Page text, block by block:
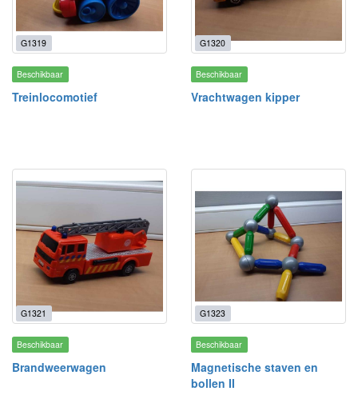
G1319
Beschikbaar
Treinlocomotief
G1320
Beschikbaar
Vrachtwagen kipper
G1321
Beschikbaar
Brandweerwagen
G1323
Beschikbaar
Magnetische staven en
bollen II